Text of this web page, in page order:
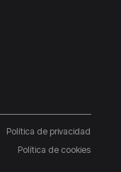
Pie
Política de privacidad
Política de cookies